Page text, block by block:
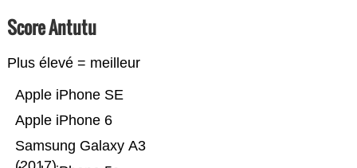
Score Antutu
Plus élevé = meilleur
Samsung Galaxy A3
Apple iPhone 6
Apple iPhone SE